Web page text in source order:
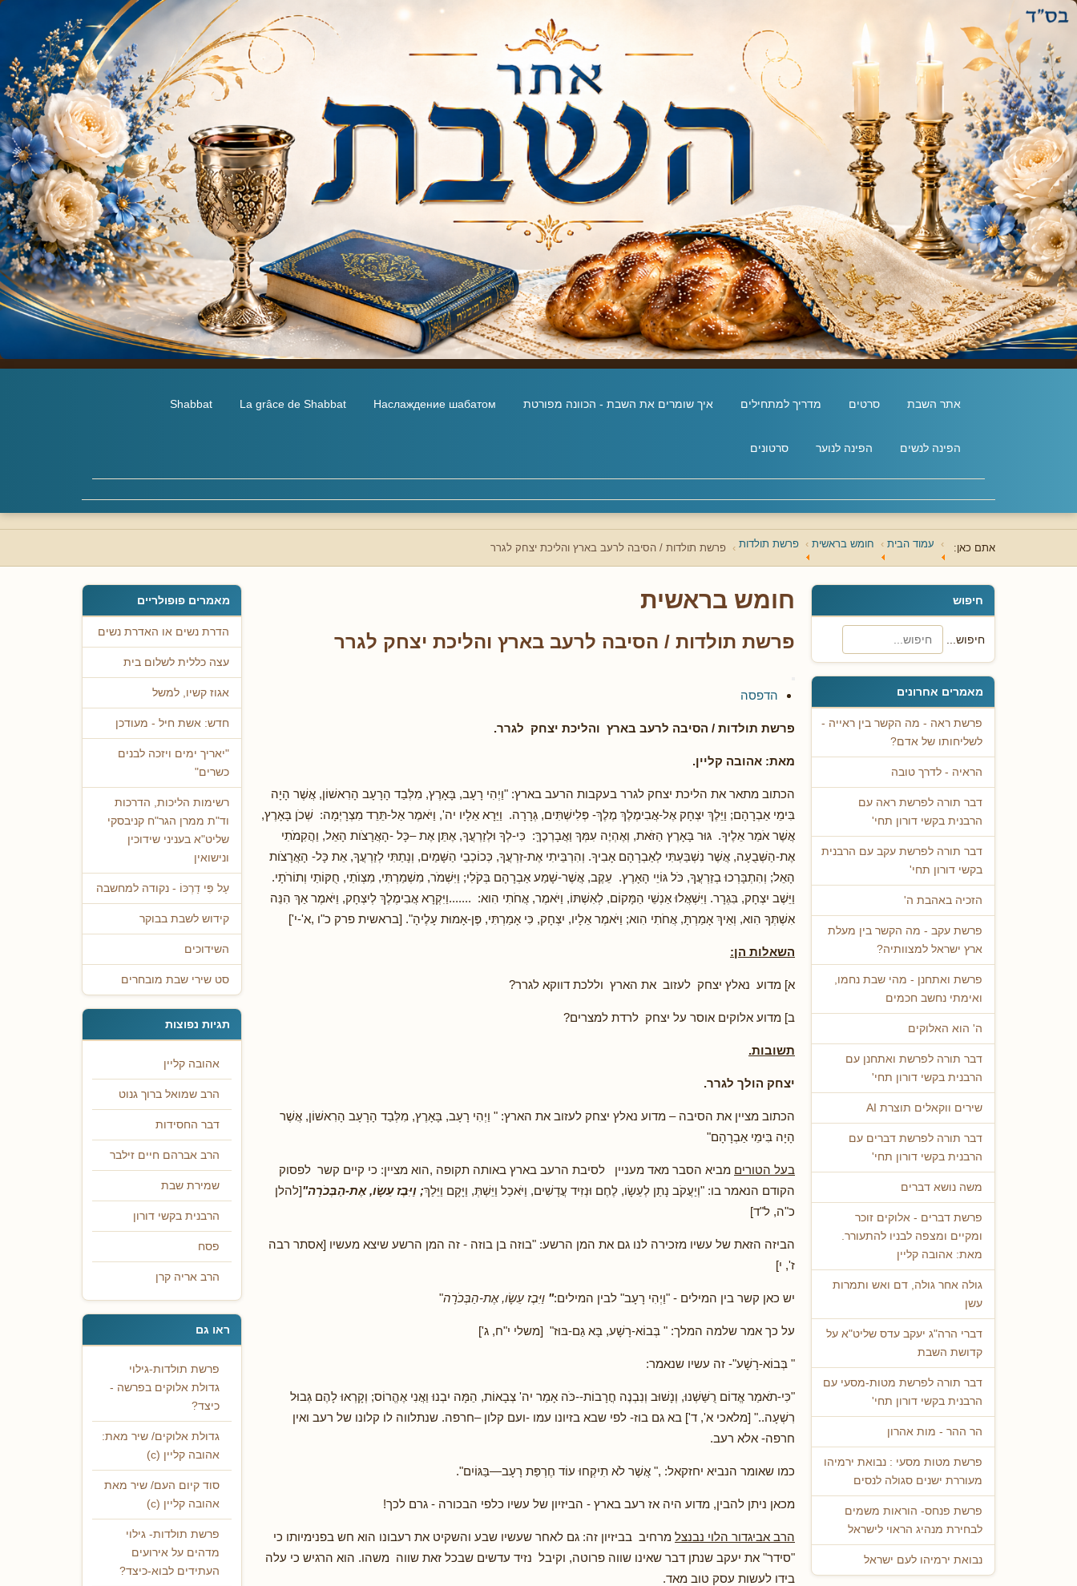
אתר השבת סרטים מדריך למתחילים איך שומרים את השבת - הכוונה מפורטת Наслаждение шабатом
La grâce de Shabbat
Shabbat
הפינה לנשים הפינה לנוער סרטונים
אתם כאן: עמוד הבית חומש בראשית פרשת תולדות פרשת תולדות / הסיבה לרעב בארץ והליכת יצחק לגרר
חיפוש
חיפוש...
מאמרים אחרונים
פרשת ראה - מה הקשר בין ראייה -
לשליחותו של אדם?
הראיה - לדרך טובה
דבר תורה לפרשת ראה עם
הרבנית בקשי דורון תחי'
דבר תורה לפרשת עקב עם הרבנית
בקשי דורון תחי'
הזכיה באהבת ה'
פרשת עקב - מה הקשר בין מעלת
ארץ ישראל למצוותיה?
פרשת ואתחנן - מהי שבת נחמו,
ואימתי נחשב חכמים
ה' הוא האלוקים
דבר תורה לפרשת ואתחנן עם
הרבנית בקשי דורון תחי'
שירים ווקאלים תוצרת AI
דבר תורה לפרשת דברים עם
הרבנית בקשי דורון תחי'
משה נושא דברים
פרשת דברים - אלוקים זוכר
ומקיים ומצפה לבניו להתעורר.
מאת: אהובה קליין
גולה אחר גולה, דם ואש ותמרות
עשן
דברי הרה"ג יעקב עדס שליט"א על
קדושת השבת
דבר תורה לפרשת מטות-מסעי עם
הרבנית בקשי דורון תחי'
הר ההר - מות אהרון
פרשת מטות מסעי : נבואת ירמיהו
מעוררת ישנים סגולה לנסים
פרשת פנחס- הוראות משמים
לבחירת מנהיג הראוי לישראל
נבואת ירמיהו לעם ישראל
חומש בראשית
פרשת תולדות / הסיבה לרעב בארץ והליכת יצחק לגרר
הדפסה
פרשת תולדות / הסיבה לרעב בארץ והליכת יצחק לגרר.
מאת: אהובה קליין.
הכתוב מתאר את הליכת יצחק לגרר בעקבות הרעב בארץ: "וַיְהִי רָעָב, בָּאָרֶץ, מִלְּבַד הָרָעָב הָרִאשׁוֹן, אֲשֶׁר הָיָה
בִּימֵי אַבְרָהָם; וַיֵּלֶךְ יִצְחָק אֶל-אֲבִימֶלֶךְ מֶלֶךְ- פְּלִישְׁתִּים, גְּרָרָה. וַיֵּרָא אֵלָיו יה', וַיֹּאמֶר אַל-תֵּרֵד מִצְרָיְמָה: שְׁכֹן בָּאָרֶץ,
אֲשֶׁר אֹמַר אֵלֶיךָ. גּוּר בָּאָרֶץ הַזֹּאת, וְאֶהְיֶה עִמְּךָ וַאֲבָרְכֶךָּ: כִּי-לְךָ וּלְזַרְעֲךָ, אֶתֵּן אֶת –כָּל -הָאֲרָצֹות הָאֵל, וַהֲקִמֹתִי
אֶת-הַשְּׁבֻעָה, אֲשֶׁר נִשְׁבַּעְתִּי לְאַבְרָהָם אָבִיךָ. וְהִרְבֵּיתִי אֶת-זַרְעֲךָ, כְּכוֹכְבֵי הַשָּׁמַיִם, וְנָתַתִּי לְזַרְעֲךָ, אֵת כָּל- הָאֲרָצֹות
הָאֵל; וְהִתְבָּרְכוּ בְזַרְעֲךָ, כֹּל גּוֹיֵי הָאָרֶץ. עֵקֶב, אֲשֶׁר-שָׁמַע אַבְרָהָם בְּקֹלִי; וַיִּשְׁמֹר, מִשְׁמַרְתִּי, מִצְוֺתַי, חֻקּוֹתַי וְתוֹרֹתָי.
וַיֵּשֶׁב יִצְחָק, בִּגְרָר. וַיִּשְׁאֲלוּ אַנְשֵׁי הַמָּקוֹם, לְאִשְׁתּוֹ, וַיֹּאמֶר, אֲחֹתִי הִוא: .......וַיִּקְרָא אֲבִימֶלֶךְ לְיִצְחָק, וַיֹּאמֶר אַךְ הִנֵּה
אִשְׁתְּךָ הִוא, וְאֵיךְ אָמַרְתָּ, אֲחֹתִי הִוא; וַיֹּאמֶר אֵלָיו, יִצְחָק, כִּי אָמַרְתִּי, פֶּן-אָמוּת עָלֶיהָ". [בראשית פרק כ"ו ,א'-י']
השאלות הן:
א] מדוע נאלץ יצחק לעזוב את הארץ וללכת דווקא לגרר?
ב] מדוע אלוקים אוסר על יצחק לרדת למצרים?
תשובות.
יצחק הולך לגרר.
הכתוב מציין את הסיבה – מדוע נאלץ יצחק לעזוב את הארץ: " וַיְהִי רָעָב, בָּאָרֶץ, מִלְּבַד הָרָעָב הָרִאשׁוֹן, אֲשֶׁר
הָיָה בִּימֵי אַבְרָהָם"
בעל הטורים מביא הסבר מאד מעניין לסיבת הרעב בארץ באותה תקופה ,הוא מציין: כי קיים קשר לפסוק
הקודם הנאמר בו: "וְיַעֲקֹב נָתַן לְעֵשָׂו, לֶחֶם וּנְזִיד עֲדָשִׁים, וַיֹּאכַל וַיֵּשְׁתְּ, וַיָּקָם וַיֵּלַךְ; וַיִּבֶז עֵשָׂו, אֶת-הַבְּכֹרָה"[להלן
כ"ה, ל"ד]
הביזה הזאת של עשיו מזכירה לנו גם את המן הרשע: "בוזה בן בוזה - זה המן הרשע שיצא מעשיו [אסתר רבה
ז', י]
יש כאן קשר בין המילים - "וַיְהִי רָעָב" לבין המילים:" וַיִּבֶז עֵשָׂו, אֶת-הַבְּכֹרָה"
על כך אמר שלמה המלך: " בְּבוֹא-רָשָׁע, בָּא גַם-בּוּז" [משלי י"ח, ג']
" בְּבוֹא-רָשָׁע"- זה עשיו שנאמר:
"כִּי-תֹאמַר אֱדוֹם רֻשַּׁשְׁנוּ, וְנָשׁוּב וְנִבְנֶה חֳרָבוֹת--כֹּה אָמַר יה' צְבָאוֹת, הֵמָּה יִבְנוּ וַאֲנִי אֶהֱרוֹס; וְקָרְאוּ לָהֶם גְּבוּל
רִשְׁעָה.." [מלאכי א', ד'] בא גם בוז- לפי שבא בזיונו עמו -ועם קלון –חרפה. שנתלווה לו קלונו של רעב ואין
חרפה- אלא רעב.
כמו שאומר הנביא יחזקאל: ," אֲשֶׁר לֹא תִיקְחוּ עוֹד חֶרְפַּת רָעָב—בַּגּוֹיִם".
מכאן ניתן להבין, מדוע היה אז רעב בארץ - הביזיון של עשיו כלפי הבכורה - גרם לכך!
הרב אביגדור הלוי נבנצל מרחיב בביזיון זה: גם לאחר שעשיו שבע והשקיט את רעבונו הוא חש בפנימיותו כי
"סידר" את יעקב שנתן דבר שאינו שווה פרוטה, וקיבל נזיד עדשים שבכל זאת שווה משהו. הוא הרגיש כי עלה
בידו לעשות עסק טוב מאד.
מאמרים פופולריים
הדרת נשים או האדרת נשים
עצה כללית לשלום בית
אגוז קשיו, למשל
חדש: אשת חיל - מעודכן
"יאריך ימים ויזכה לבנים
כשרים"
רשימות הליכות, הדרכות
וד"ת ממרן הגר"ח קניבסקי
שליט"א בעניני שידוכין
ונישואין
עַל פִּי דַרְכּוֹ - נקודה למחשבה
קידוש לשבת בבוקר
השידוכים
סט שירי שבת מובחרים
תגיות נפוצות
אהובה קליין
הרב שמואל ברוך גנוט
דבר החסידות
הרב אברהם חיים זילבר
שמירת שבת
הרבנית בקשי דורון
פסח
הרב אריה קרן
ראו גם
פרשת תולדות-גילוי
גדולת אלוקים בפרשה -
כיצד?
גדולת אלוקים/ שיר מאת:
אהובה קליין (c)
סוד קיום העם/ שיר מאת
אהובה קליין (c)
פרשת תולדות- גילוי
מדהים על אירועים
העתידים לבוא-כיצד?